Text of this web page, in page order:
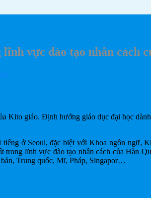
vực đào tạo nhân cách
Kito giáo. Định hướng giáo dục đại học
ở Seoul, đặc biệt với Khoa ngôn
lĩnh vực đào tạo nhân cách của Hàn
Trung quốc, Mĩ, Pháp, Singapor…